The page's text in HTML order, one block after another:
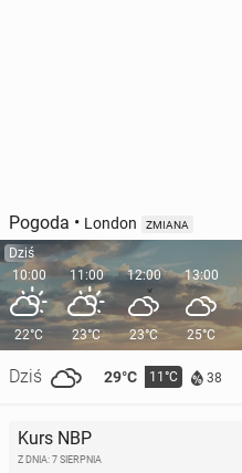
Pogoda • London ZMIANA
Dziś
10:00
22°C
Dziś 29°C 11°C 38
11:00
23°C
12:00
23°C
13:00
25°C
Kurs NBP
Z DNIA: 7 SIERPNIA